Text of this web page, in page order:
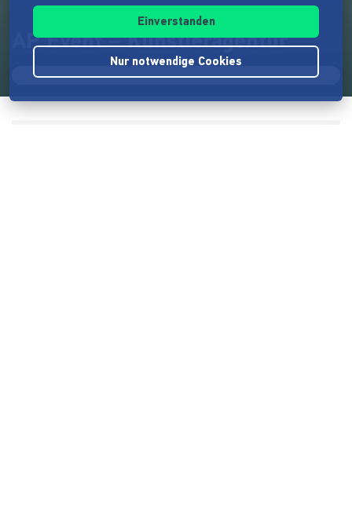
AP Event – Künstleragentur
Einverstanden
Nur notwendige Cookies